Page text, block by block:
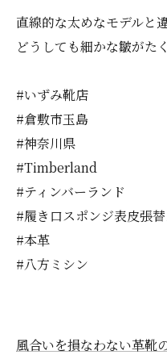
直線的な太めなモデルと
どうしても細かな皺がた
#いずみ靴店
#倉敷市玉島
#神奈川県
#Timberland
#ティンバーランド
#履き口スポンジ表皮張
#本革
#八方ミシン
風合いを損なわない革靴